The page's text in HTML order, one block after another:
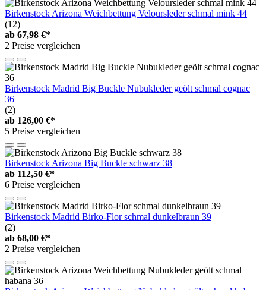
Birkenstock Arizona Weichbettung Veloursleder schmal mink 44
(12)
ab 67,98 €*
2 Preise vergleichen
Birkenstock Madrid Big Buckle Nubukleder geölt schmal cognac
36
(2)
ab 126,00 €*
5 Preise vergleichen
Birkenstock Arizona Big Buckle schwarz 38
ab 112,50 €*
6 Preise vergleichen
Birkenstock Madrid Birko-Flor schmal dunkelbraun 39
(2)
ab 68,00 €*
2 Preise vergleichen